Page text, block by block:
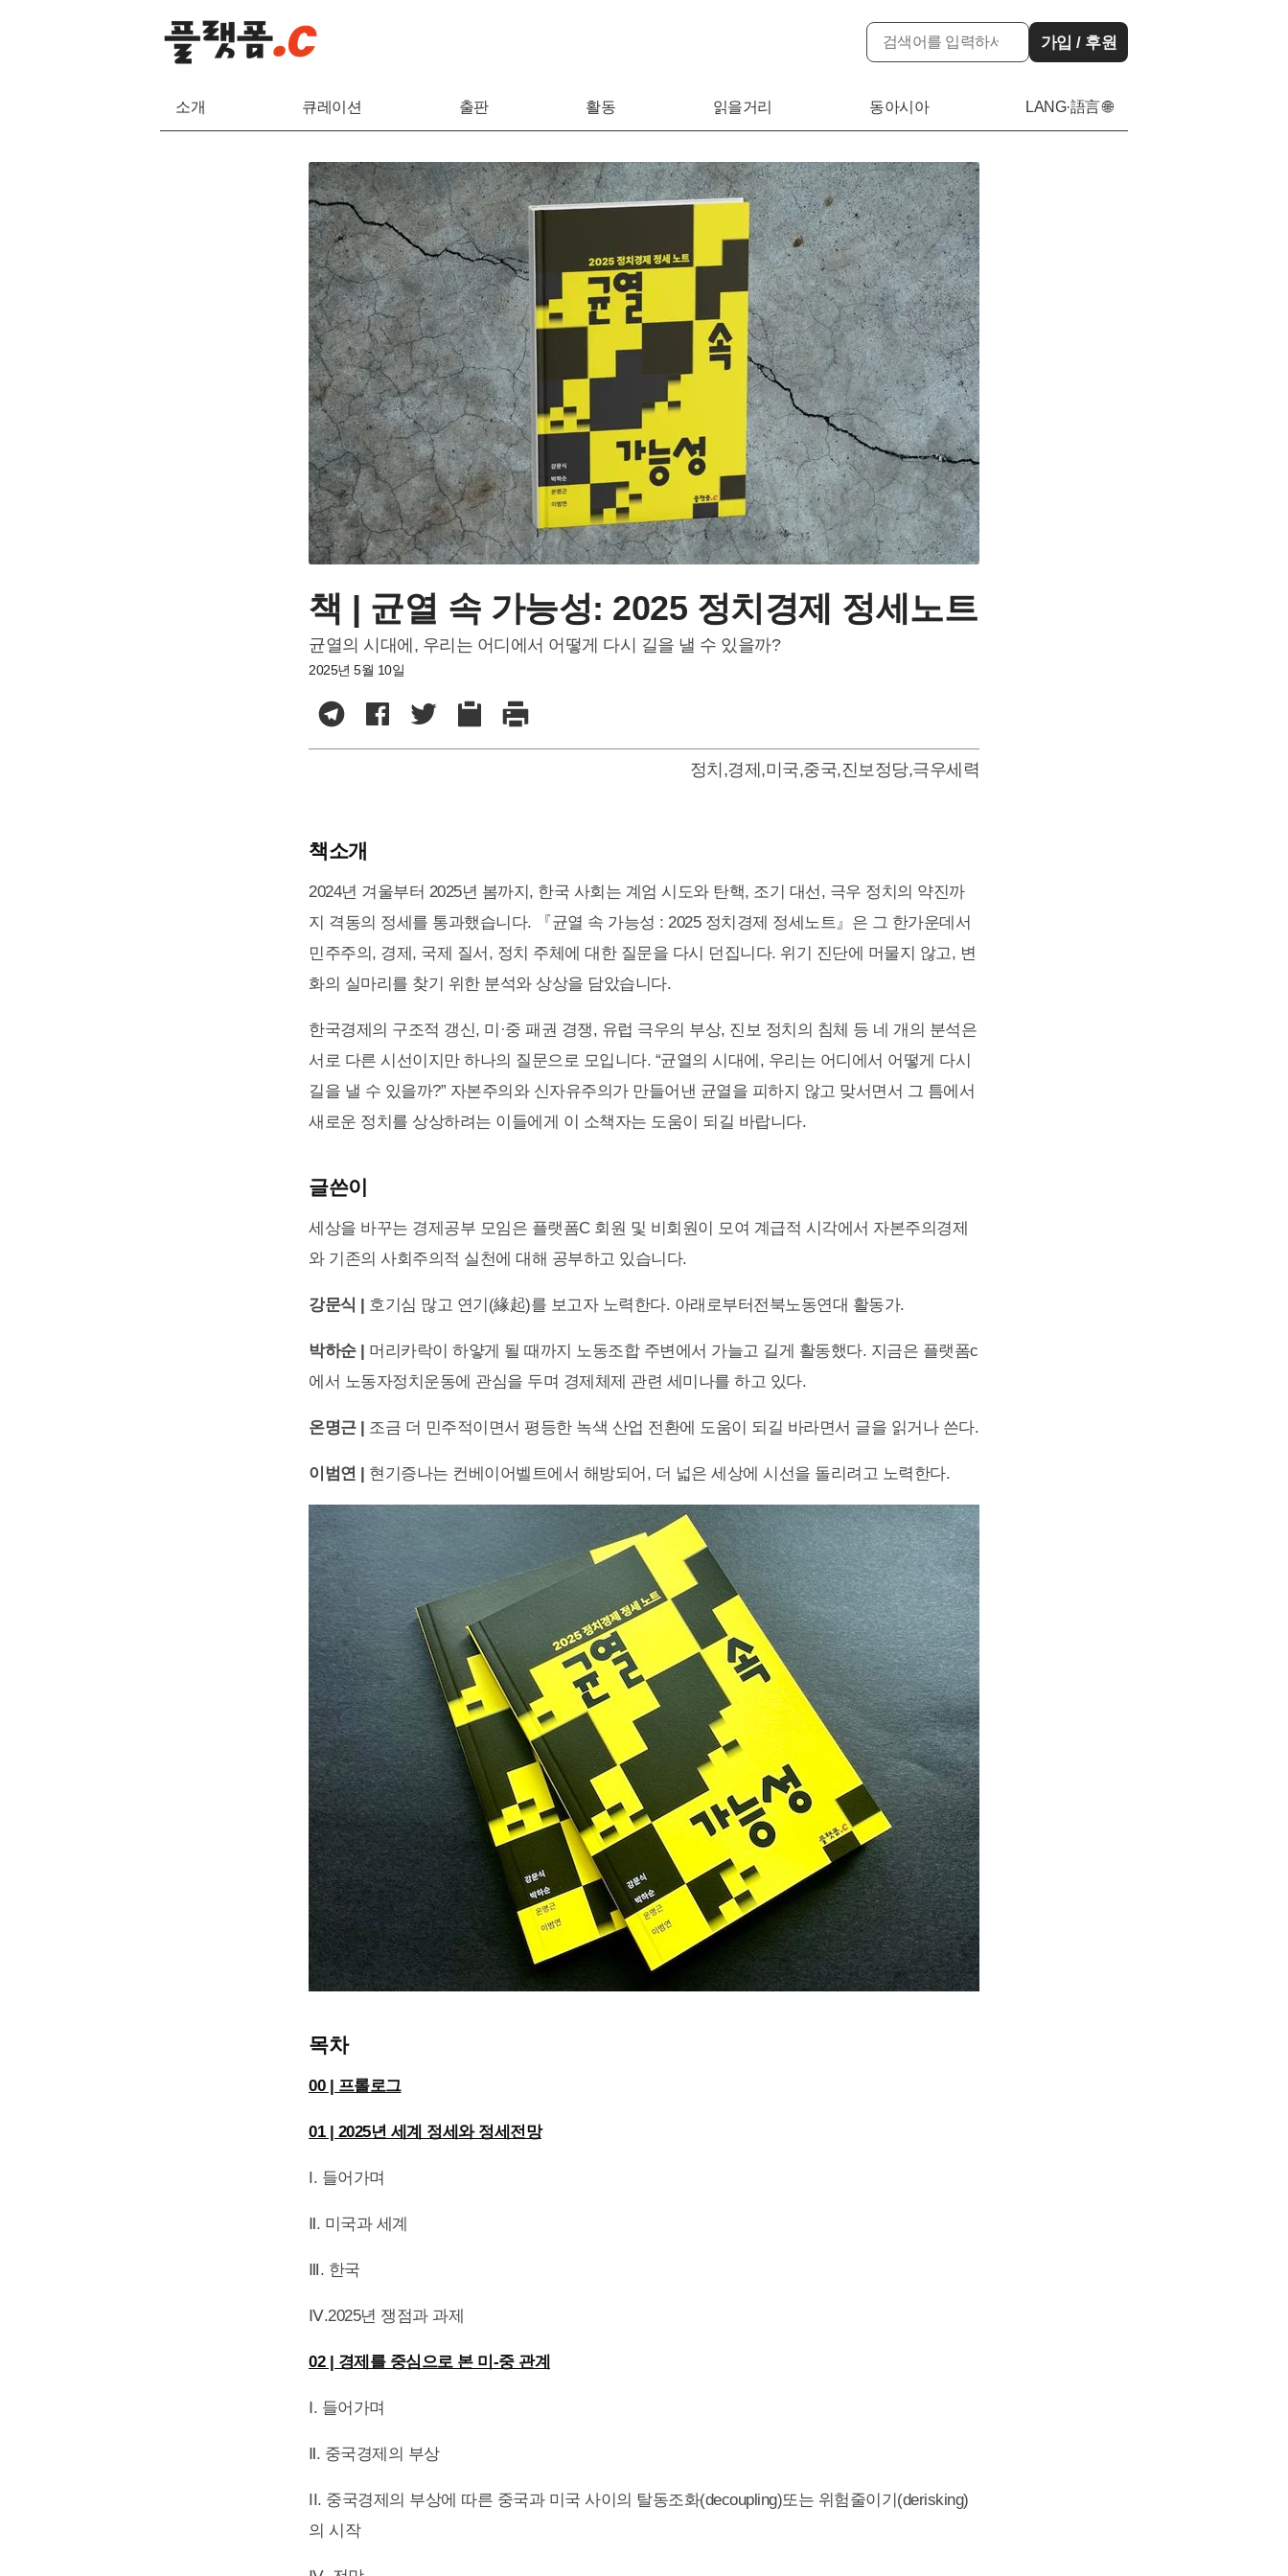
가입 / 후원
소개 큐레이션 출판 활동 읽을거리 동아시아 LANG·語言 🌐
책 | 균열 속 가능성: 2025 정치경제 정세노트
균열의 시대에, 우리는 어디에서 어떻게 다시 길을 낼 수 있을까?
2025년 5월 10일
정치 ,경제 ,미국,중국,진보정당,극우세력
책소개
2024년 겨울부터 2025년 봄까지, 한국 사회는 계엄 시도와 탄핵, 조기 대선, 극우 정치의 약진까
지 격동의 정세를 통과했습니다. 『균열 속 가능성 : 2025 정치경제 정세노트』은 그 한가운데서
민주주의, 경제, 국제 질서, 정치 주체에 대한 질문을 다시 던집니다. 위기 진단에 머물지 않고, 변
화의 실마리를 찾기 위한 분석와 상상을 담았습니다.
한국경제의 구조적 갱신, 미·중 패권 경쟁, 유럽 극우의 부상, 진보 정치의 침체 등 네 개의 분석은
서로 다른 시선이지만 하나의 질문으로 모입니다. “균열의 시대에, 우리는 어디에서 어떻게 다시
길을 낼 수 있을까?” 자본주의와 신자유주의가 만들어낸 균열을 피하지 않고 맞서면서 그 틈에서
새로운 정치를 상상하려는 이들에게 이 소책자는 도움이 되길 바랍니다.
글쓴이
세상을 바꾸는 경제공부 모임은 플랫폼C 회원 및 비회원이 모여 계급적 시각에서 자본주의경제
와 기존의 사회주의적 실천에 대해 공부하고 있습니다.
강문식 | 호기심 많고 연기(緣起)를 보고자 노력한다. 아래로부터전북노동연대 활동가.
박하순 | 머리카락이 하얗게 될 때까지 노동조합 주변에서 가늘고 길게 활동했다. 지금은 플랫폼c
에서 노동자정치운동에 관심을 두며 경제체제 관련 세미나를 하고 있다.
온명근 | 조금 더 민주적이면서 평등한 녹색 산업 전환에 도움이 되길 바라면서 글을 읽거나 쓴다.
이범연 | 현기증나는 컨베이어벨트에서 해방되어, 더 넓은 세상에 시선을 돌리려고 노력한다.
목차
00 | 프롤로그
01 | 2025년 세계 정세와 정세전망
I. 들어가며
Ⅱ. 미국과 세계
Ⅲ. 한국
Ⅳ.2025년 쟁점과 과제
02 | 경제를 중심으로 본 미-중 관계
Ⅰ. 들어가며
Ⅱ. 중국경제의 부상
II. 중국경제의 부상에 따른 중국과 미국 사이의 탈동조화(decoupling)또는 위험줄이기(derisking)
의 시작